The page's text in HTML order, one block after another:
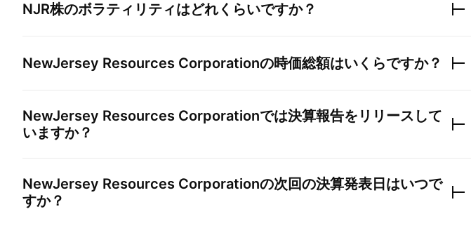
NJR株のボラティリティはどれくらいですか？
NewJersey Resources Corporationの時価総額はいくらですか？
NewJersey Resources Corporationでは決算報告をリリースして
いますか？
NewJersey Resources Corporationの次回の決算発表日はいつで
すか？